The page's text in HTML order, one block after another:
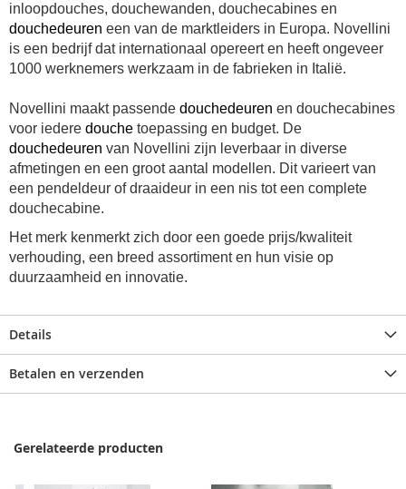
inloopdouches, douchewanden, douchecabines en
douchedeuren een van de marktleiders in Europa. Novellini
is een bedrijf dat internationaal opereert en heeft ongeveer
1000 werknemers werkzaam in de fabrieken in Italië.
Novellini maakt passende douchedeuren en douchecabines
voor iedere douche toepassing en budget. De
douchedeuren van Novellini zijn leverbaar in diverse
afmetingen en een groot aantal modellen. Dit varieert van
een pendeldeur of draaideur in een nis tot een complete
douchecabine.
Het merk kenmerkt zich door een goede prijs/kwaliteit
verhouding, een breed assortiment en hun visie op
duurzaamheid en innovatie.
Details
Betalen en verzenden
Gerelateerde producten